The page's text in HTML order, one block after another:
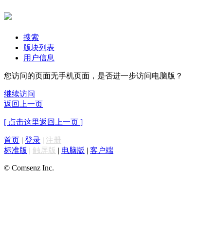
搜索
版块列表
用户信息
您访问的页面无手机页面，是否进一步访问电脑版？
继续访问
返回上一页
[ 点击这里返回上一页 ]
首页 | 登录 | 注册
标准版 | 触屏版 | 电脑版 | 客户端
© Comsenz Inc.